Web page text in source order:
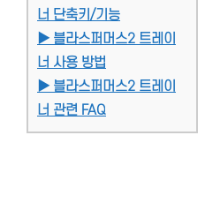
너 단축키/기능
▶ 블라스퍼머스2 트레이
너 사용 방법
▶ 블라스퍼머스2 트레이
너 관련 FAQ